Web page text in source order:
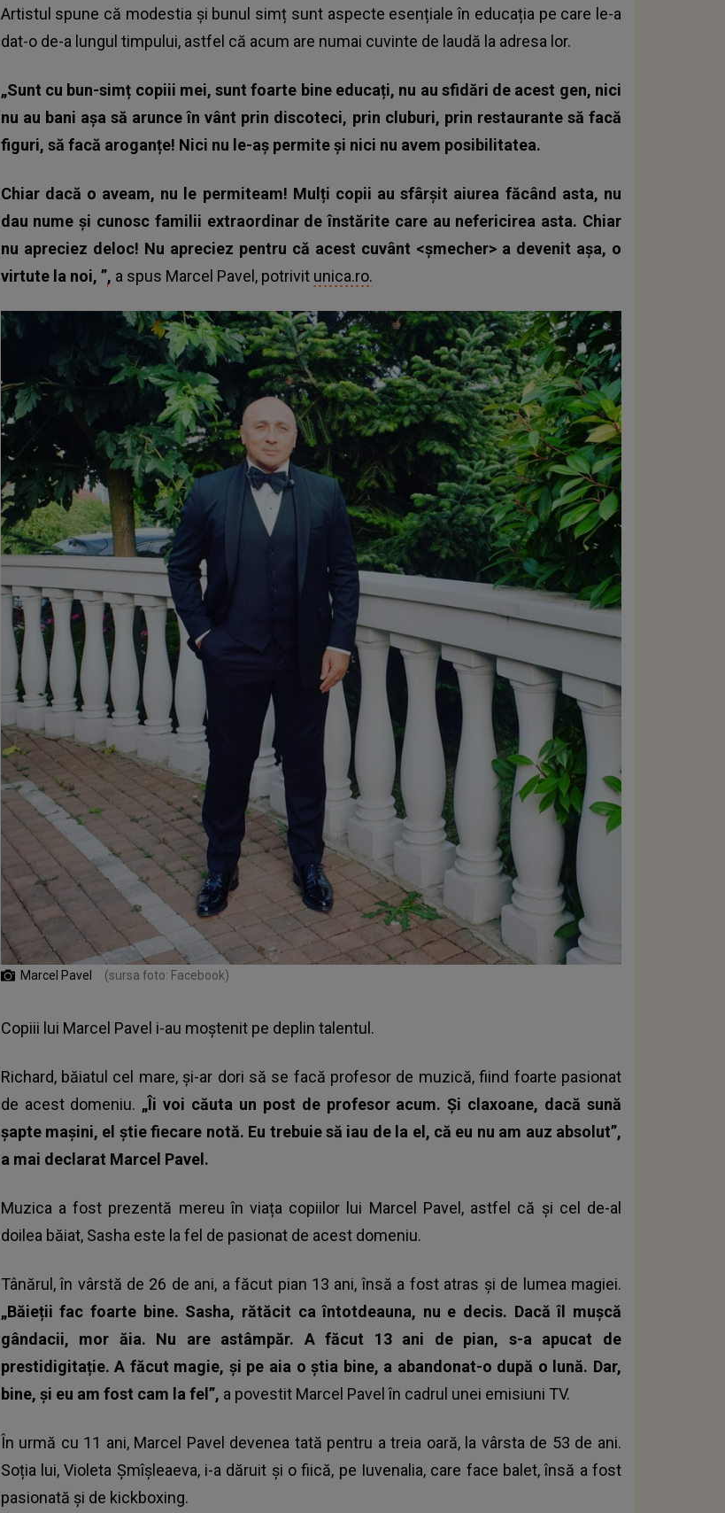
Artistul spune că modestia și bunul simț sunt aspecte esențiale în educația pe care le-a
dat-o de-a lungul timpului, astfel că acum are numai cuvinte de laudă la adresa lor.
„Sunt cu bun-simț copiii mei, sunt foarte bine educați, nu au sfidări de acest gen, nici
nu au bani așa să arunce în vânt prin discoteci, prin cluburi, prin restaurante să facă
figuri, să facă aroganțe! Nici nu le-aș permite și nici nu avem posibilitatea.
Chiar dacă o aveam, nu le permiteam! Mulți copii au sfârșit aiurea făcând asta, nu
dau nume și cunosc familii extraordinar de înstărite care au nefericirea asta. Chiar
nu apreciez deloc! Nu apreciez pentru că acest cuvânt <șmecher> a devenit așa, o
virtute la noi, ”, a spus Marcel Pavel, potrivit unica.ro.
Marcel Pavel (sursa foto: Facebook)
Copiii lui Marcel Pavel i-au moștenit pe deplin talentul.
Richard, băiatul cel mare, și-ar dori să se facă profesor de muzică, fiind foarte pasionat
de acest domeniu. „Îi voi căuta un post de profesor acum. Și claxoane, dacă sună
șapte mașini, el știe fiecare notă. Eu trebuie să iau de la el, că eu nu am auz absolut”,
a mai declarat Marcel Pavel.
Muzica a fost prezentă mereu în viața copiilor lui Marcel Pavel, astfel că și cel de-al
doilea băiat, Sasha este la fel de pasionat de acest domeniu.
Tânărul, în vârstă de 26 de ani, a făcut pian 13 ani, însă a fost atras și de lumea magiei.
„Băieții fac foarte bine. Sasha, rătăcit ca întotdeauna, nu e decis. Dacă îl mușcă
gândacii, mor ăia. Nu are astâmpăr. A făcut 13 ani de pian, s-a apucat de
prestidigitație.A făcut magie, și pe aia o știa bine, a abandonat-o după o lună. Dar,
bine, și eu am fost cam la fel”, a povestit Marcel Pavel în cadrul unei emisiuni TV.
În urmă cu 11 ani, Marcel Pavel devenea tată pentru a treia oară, la vârsta de 53 de ani.
Soția lui, Violeta Şmîşleaeva, i-a dăruit și o fiică, pe Iuvenalia, care face balet, însă a fost
pasionată și de kickboxing.